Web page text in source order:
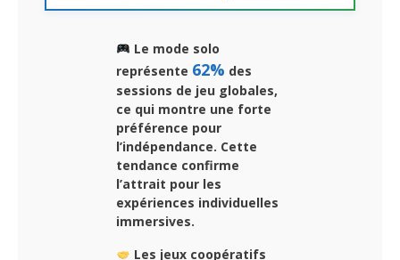
Le mode solo
représente 62% des
sessions de jeu globales,
ce qui montre une forte
préférence pour
l’indépendance. Cette
tendance confirme
l’attrait pour les
expériences individuelles
immersives.
Les jeux coopératifs